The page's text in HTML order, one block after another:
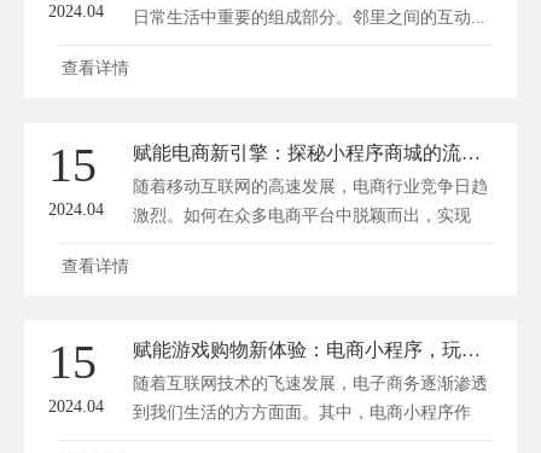
2024.04
日常生活中重要的组成部分。邻里之间的互动...
查看详情
15
2024.04
赋能电商新引擎：探秘小程序商城的流量爆破法则
随着移动互联网的高速发展，电商行业竞争日趋
激烈。如何在众多电商平台中脱颖而出，实现
流...
查看详情
15
2024.04
赋能游戏购物新体验：电商小程序，玩家消费新乐园
随着互联网技术的飞速发展，电子商务逐渐渗透
到我们生活的方方面面。其中，电商小程序作
为...